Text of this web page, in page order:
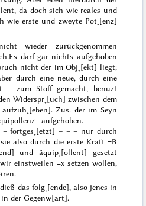
da doch sich wie reales und
wie erste und zweyte Pot˖[enz]
wieder zurückgenommen
Es darf gar nichts aufgehoben
nicht der im Obj˖[ekt] liegt;
durch eine neue, durch eine
– zum Stoff gemacht, benuzt
Widerspr˖[uch] zwischen dem
Zus. der im Seyn
aufgehoben. – – –
– fortges˖[etzt] – – – nur durch
also durch die erste Kraft =B
und äquip˖[ollent] gesetzt
einstweilen =x setzen wollen,
das folg˖[ende], also jenes in
der Gegenw[art].